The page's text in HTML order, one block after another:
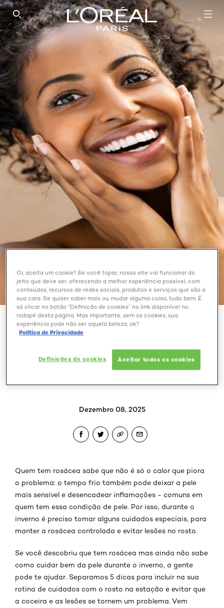
SEARCH THIS SITE
BELEZA EXTRAORDINÁRIA
COMO CUIDAR DA PELE
COM ROSÁCEA DURANTE
O INVERNO?
Dezembro 08, 2025
Quem tem rosácea sabe que não é só o calor que piora
o problema: o tempo frio também pode deixar a pele
mais sensível e desencadear inflamações - comuns em
quem tem essa condição de pele. Por isso, durante o
inverno é preciso tomar alguns cuidados especiais, para
manter a rosácea controlada e evitar lesões no rosto.
Se você descobriu que tem rosácea mas ainda não sabe
como cuidar bem da pele durante o inverno, a gente
pode te ajudar. Separamos 5 dicas para incluir na sua
rotina de cuidados com o rosto na estação e evitar que
a coceira e as lesões se tornem um problema. Vem
Oi, aceita um cookie? Se você topar, nosso site vai funcionar do
jeito que deve ser, oferecendo a melhor experiência possível, com
conteúdos, recursos de redes sociais, produtos e serviços que são a
sua cara. Se quiser saber mais ou mudar alguma coisa, tudo bem. É
só clicar no botão “Definição de cookies” no link disponível no
rodapé desta página. Mas importante, sem os cookies, sua
experiência pode não ser aquela beleza, ok?
Política de Privacidade
Definições de cookies Aceitar todos os cookies